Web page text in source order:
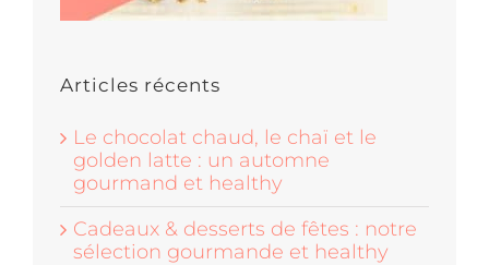
Articles récents
Le chocolat chaud, le chaï et le
golden latte : un automne
gourmand et healthy
Cadeaux & desserts de fêtes : notre
sélection gourmande et healthy